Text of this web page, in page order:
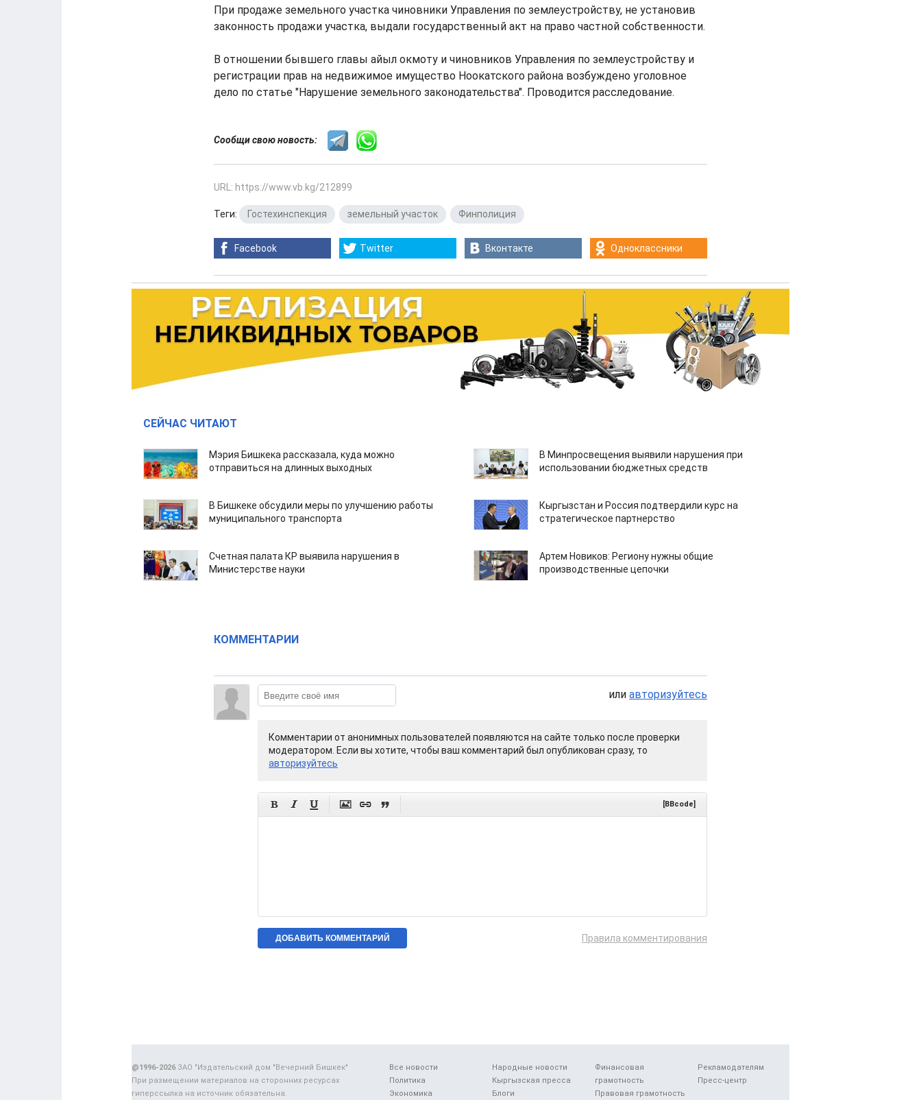
При продаже земельного участка чиновники Управления по землеустройству, не установив
законность продажи участка, выдали государственный акт на право частной собственности.
В отношении бывшего главы айыл окмоту и чиновников Управления по землеустройству и
регистрации прав на недвижимое имущество Ноокатского района возбуждено уголовное
дело по статье "Нарушение земельного законодательства". Проводится расследование.
Сообщи свою новость:
URL: https://www.vb.kg/212899
Теги: Гостехинспекция земельный участок Финполиция
Facebook Twitter Вконтакте Одноклассники
СЕЙЧАС ЧИТАЮТ
Мэрия Бишкека рассказала, куда можно
отправиться на длинных выходных
В Минпросвещения выявили нарушения при
использовании бюджетных средств
В Бишкеке обсудили меры по улучшению работы
муниципального транспорта
Кыргызстан и Россия подтвердили курс на
стратегическое партнерство
Счетная палата КР выявила нарушения в
Министерстве науки
Артем Новиков: Региону нужны общие
производственные цепочки
КОММЕНТАРИИ
или авторизуйтесь
Комментарии от анонимных пользователей появляются на сайте только после проверки
модератором. Если вы хотите, чтобы ваш комментарий был опубликован сразу, то
авторизуйтесь
      [BBcode]
Правила комментирования
Все новости
Политика
Экономика
Народные новости
Кыргызская пресса
Блоги
Финансовая
грамотность
Правовая грамотность
Рекламодателям
Пресс-центр
@1996-2026ЗАО "Издательский дом "Вечерний Бишкек"
При размещении материалов на сторонних ресурсах
гиперссылка на источник обязательна.